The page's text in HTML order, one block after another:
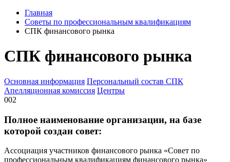
Главная
Советы по профессиональным квалификациям
СПК финансового рынка
СПК финансового рынка
Основная информация Персональный состав СПК
Апелляционная комиссия Центры
002
Полное наименование организации, на базе
которой создан совет:
Ассоциация участников финансового рынка «Совет по
профессиональным квалификациям финансового рынка»